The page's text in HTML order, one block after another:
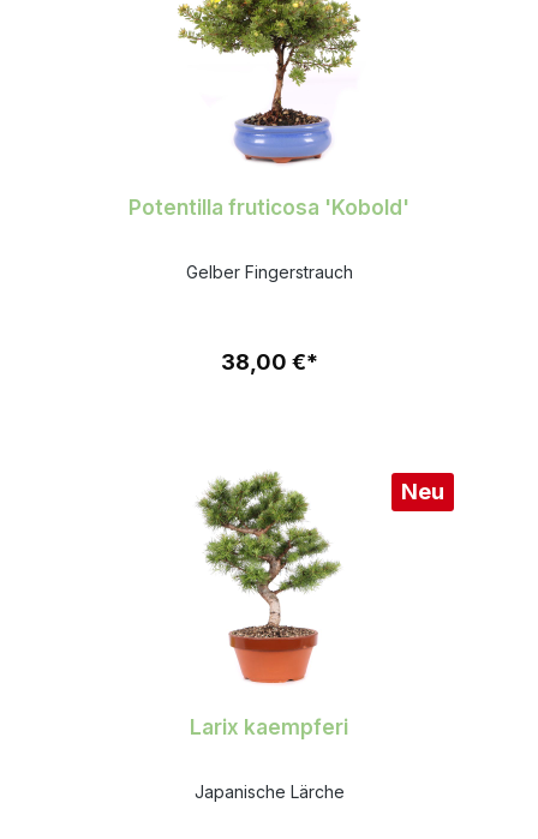
Potentilla fruticosa 'Kobold'
Gelber Fingerstrauch
38,00 €*
Neu
Larix kaempferi
Japanische Lärche